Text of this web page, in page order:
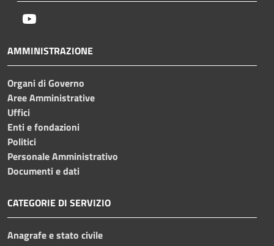
AMMINISTRAZIONE
Organi di Governo
Aree Amministrative
Uffici
Enti e fondazioni
Politici
Personale Amministrativo
Documenti e dati
CATEGORIE DI SERVIZIO
Anagrafe e stato civile